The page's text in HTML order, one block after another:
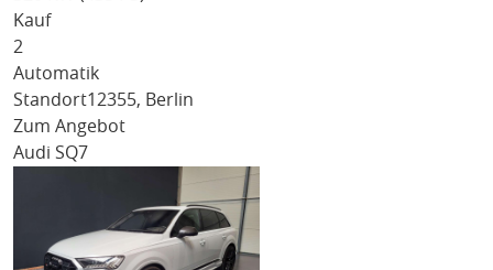
Kauf
2
Automatik
Standort12355, Berlin
Zum Angebot
Audi SQ7